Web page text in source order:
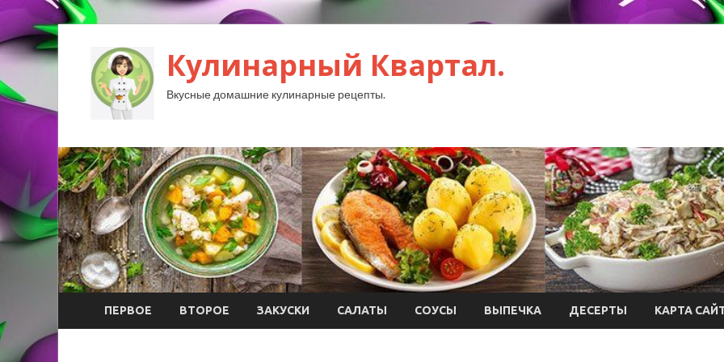
Кулинарный Квартал.
Вкусные домашние кулинарные рецепты.
ПЕРВОЕ ВТОРОЕ ЗАКУСКИ САЛАТЫ СОУСЫ ВЫПЕЧКА ДЕСЕРТЫ КАРТА